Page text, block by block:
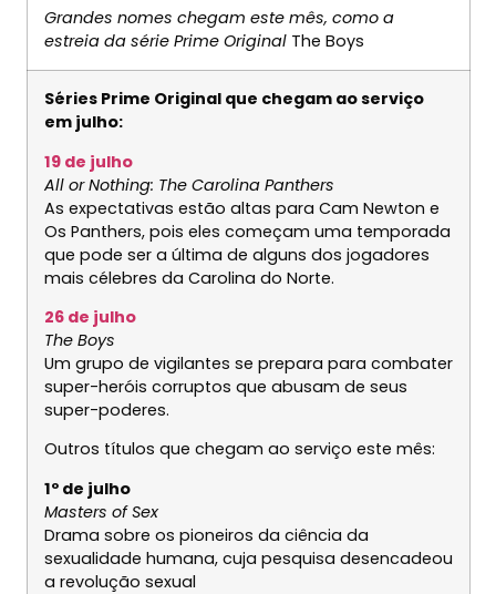
Grandes nomes chegam este mês, como a
estreia da série Prime Original The Boys
Séries Prime Original que chegam ao serviço
em julho:
19 de julho
All or Nothing: The Carolina Panthers
As expectativas estão altas para Cam Newton e
Os Panthers, pois eles começam uma temporada
que pode ser a última de alguns dos jogadores
mais célebres da Carolina do Norte.
26 de julho
The Boys
Um grupo de vigilantes se prepara para combater
super-heróis corruptos que abusam de seus
super-poderes.
Outros títulos que chegam ao serviço este mês:
1º de julho
Masters of Sex
Drama sobre os pioneiros da ciência da
sexualidade humana, cuja pesquisa desencadeou
a revolução sexual